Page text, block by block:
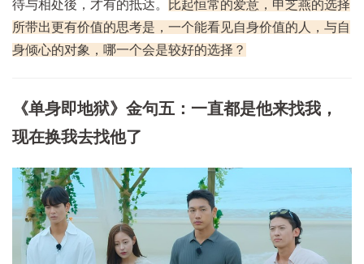
待与相处後，才有的抵达。
比起恒常的爱意，申芝燕的选择
所带出更有价值的思考是，一个能看见自身价值的人，与自
身倾心的对象，哪一个会是较好的选择？
《单身即地狱》金句五：一直都是他来找我，
现在换我去找他了